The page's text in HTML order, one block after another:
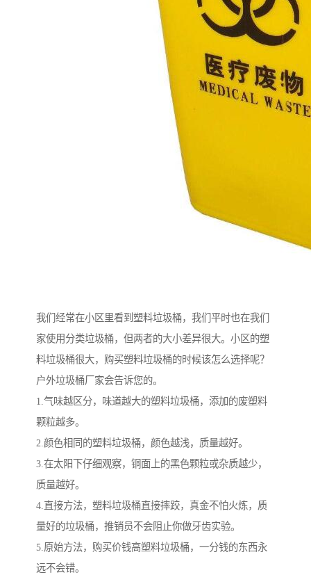
我们经常在小区里看到塑料垃圾桶，我们平时也在我们
家使用分类垃圾桶，但两者的大小差异很大。小区的塑
料垃圾桶很大，购买塑料垃圾桶的时候该怎么选择呢？
户外垃圾桶厂家会告诉您的。
1.气味越区分，味道越大的塑料垃圾桶，添加的废塑料
颗粒越多。
2.颜色相同的塑料垃圾桶，颜色越浅，质量越好。
3.在太阳下仔细观察，铜面上的黑色颗粒或杂质越少，
质量越好。
4.直接方法，塑料垃圾桶直接摔跤，真金不怕火炼，质
量好的垃圾桶，推销员不会阻止你做牙齿实验。
5.原始方法，购买价钱高塑料垃圾桶，一分钱的东西永
远不会错。